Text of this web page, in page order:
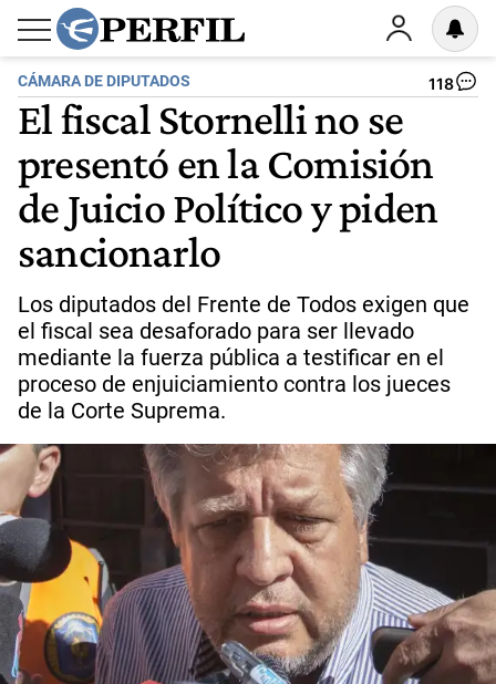
CÁMARA DE DIPUTADOS 118
El fiscal Stornelli no se
presentó en la Comisión
de Juicio Político y piden
sancionarlo
Los diputados del Frente de Todos exigen que
el fiscal sea desaforado para ser llevado
mediante la fuerza pública a testificar en el
proceso de enjuiciamiento contra los jueces
de la Corte Suprema.